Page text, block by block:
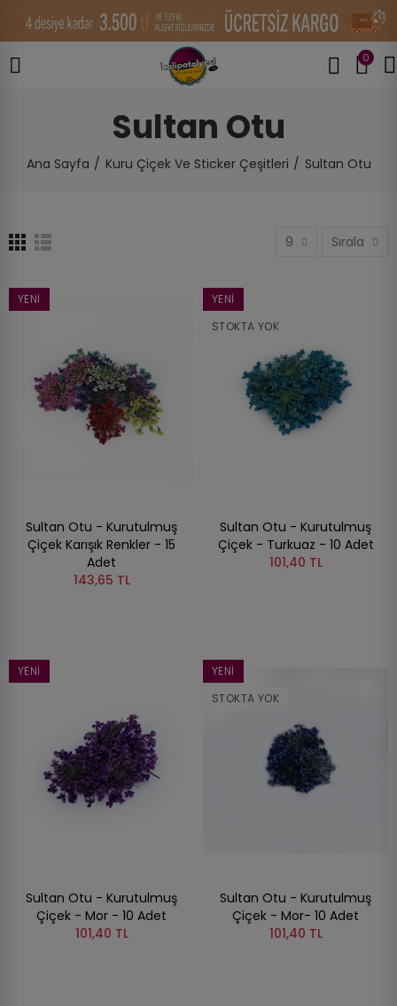
0
Sultan Otu
Ana Sayfa Kuru Çiçek Ve Sticker Çeşitleri Sultan Otu
9 Sırala
YENI
Sultan Otu - Kurutulmuş
Çiçek Karışık Renkler - 15
Adet
143,65 TL
YENI
STOKTA YOK
Sultan Otu - Kurutulmuş
Çiçek - Turkuaz - 10 Adet
101,40 TL
YENI
Sultan Otu - Kurutulmuş
Çiçek - Mor - 10 Adet
101,40 TL
YENI
STOKTA YOK
Sultan Otu - Kurutulmuş
Çiçek - Mor- 10 Adet
101,40 TL